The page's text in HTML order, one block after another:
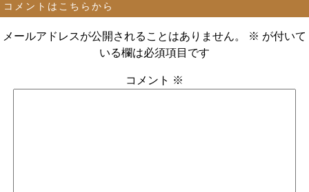
コメントはこちらから
メールアドレスが公開されることはありません。 ※ が付いて
いる欄は必須項目です
コメント ※